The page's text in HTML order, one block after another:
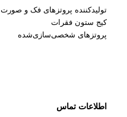
تولیدکننده پروتزهای فک و صورت
کیج ستون فقرات
پروتزهای شخصی‌سازی‌شده
اطلاعات تماس